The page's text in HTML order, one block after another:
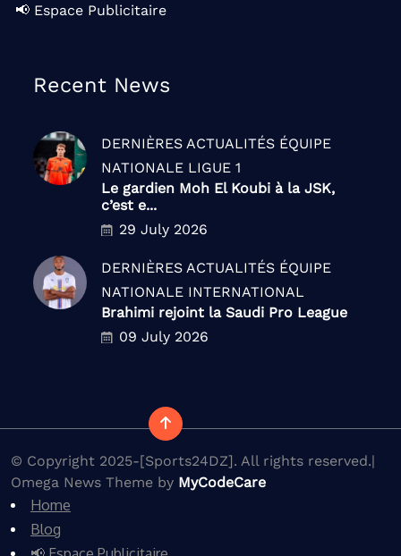
📢 Espace Publicitaire
Recent News
DERNIÈRES ACTUALITÉS ÉQUIPE
NATIONALE LIGUE 1
Le gardien Moh El Koubi à la JSK,
c’est e...
29 July 2026
DERNIÈRES ACTUALITÉS ÉQUIPE
NATIONALE INTERNATIONAL
Brahimi rejoint la Saudi Pro League
09 July 2026
© Copyright 2025-[Sports24DZ]. All rights reserved.|
Omega News Theme by MyCodeCare
Home
Blog